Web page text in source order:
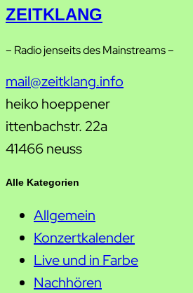
ZEITKLANG
– Radio jenseits des Mainstreams –
mail@zeitklang.info
heiko hoeppener
ittenbachstr. 22a
41466 neuss
Alle Kategorien
Allgemein
Konzertkalender
Live und in Farbe
Nachhören